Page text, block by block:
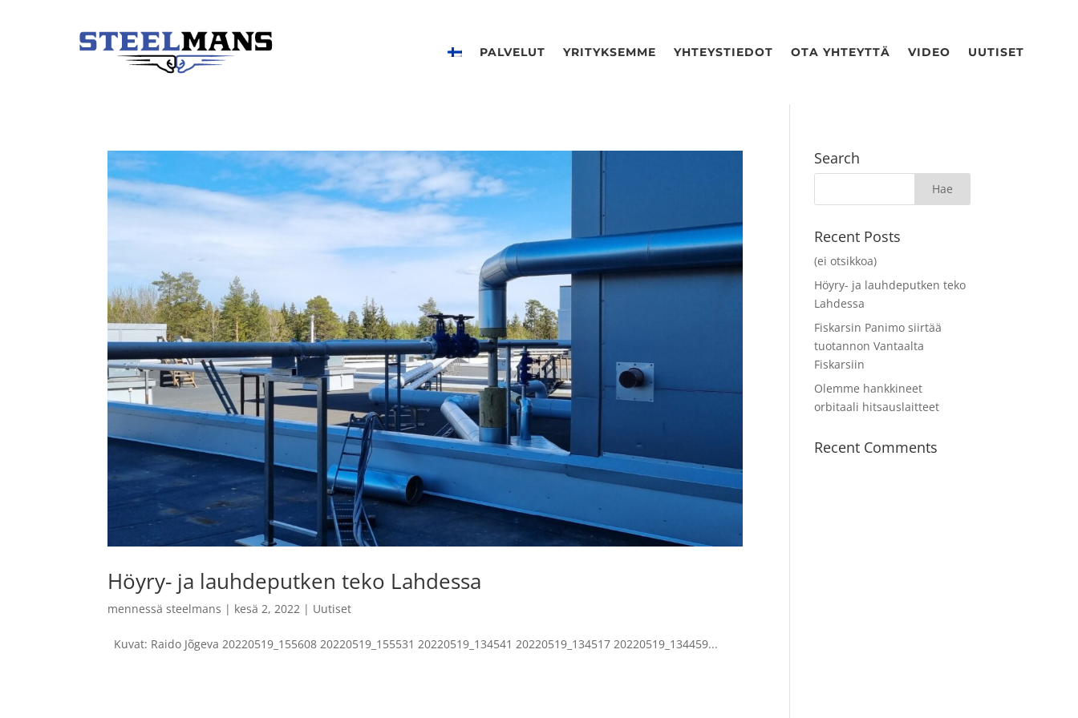
PALVELUT YRITYKSEMME YHTEYSTIEDOT OTA YHTEYTTÄ VIDEO UUTISET
Höyry- ja lauhdeputken teko Lahdessa
mennessästeelmans | kesä 2, 2022 | Uutiset
Kuvat: Raido Jõgeva 20220519_155608 20220519_155531 20220519_134541 20220519_134517 20220519_134459...
Search
Recent Posts
(ei otsikkoa)
Höyry- ja lauhdeputken teko
Lahdessa
Fiskarsin Panimo siirtää
tuotannon Vantaalta
Fiskarsiin
Olemme hankkineet
orbitaali hitsauslaitteet
Recent Comments